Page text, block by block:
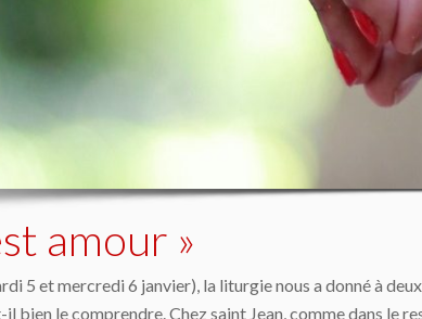
amour »
5 et mercredi 6 janvier), la liturgie nous a donné à
bien le comprendre. Chez saint Jean, comme dans le